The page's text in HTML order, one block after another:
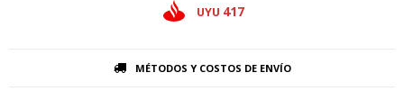
UYU 417
MÉTODOS Y COSTOS DE ENVÍO